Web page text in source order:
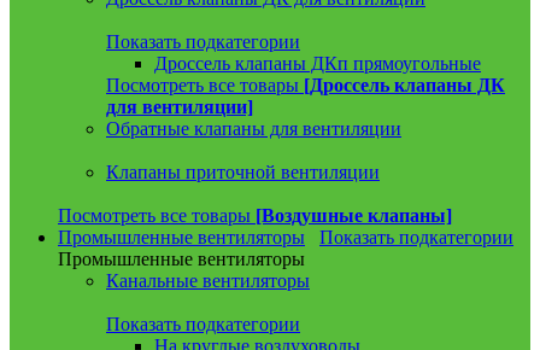
Показать подкатегории
Дроссель клапаны ДКп прямоугольные
Посмотреть все товары [Дроссель клапаны ДК
для вентиляции]
Обратные клапаны для вентиляции
Клапаны приточной вентиляции
Посмотреть все товары [Воздушные клапаны]
Промышленные вентиляторы
Показать подкатегории
Промышленные вентиляторы
Канальные вентиляторы
Показать подкатегории